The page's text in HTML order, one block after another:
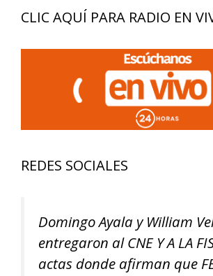
CLIC AQUÍ PARA RADIO EN
REDES SOCIALES
Domingo Ayala y William
entregaron al CNE Y A LA
actas donde afirman que